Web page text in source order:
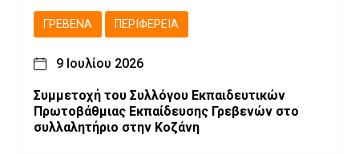
ΓΡΕΒΕΝΆ ΠΕΡΙΦΈΡΕΙΑ
9 Ιουλίου 2026
Συμμετοχή του Συλλόγου Εκπαιδευτικών
Πρωτοβάθμιας Εκπαίδευσης Γρεβενών στο
συλλαλητήριο στην Κοζάνη